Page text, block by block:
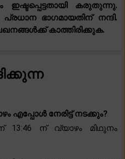
കരുതുന്നു.
ഭാഗമായതിന് നന്ദി.
കാത്തിരിക്കുക.
എപ്പോൾ നേരിട്ട് നടക്കും?
13:46 ന് വ്യാഴം മിഥുനം